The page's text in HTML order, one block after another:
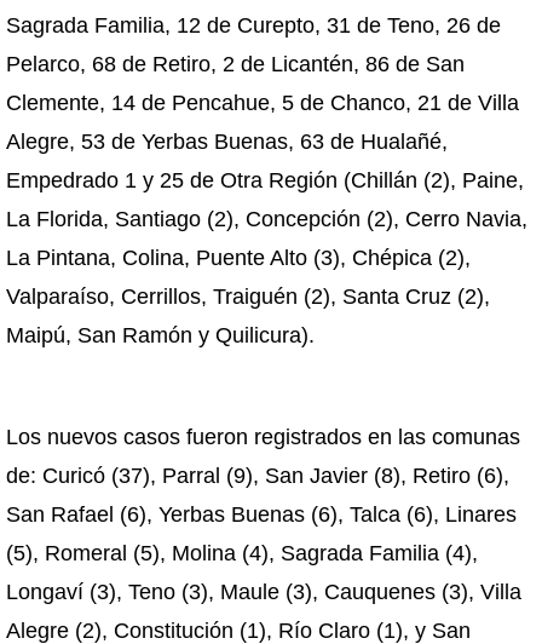
Sagrada Familia, 12 de Curepto, 31 de Teno, 26 de
Pelarco, 68 de Retiro, 2 de Licantén, 86 de San
Clemente, 14 de Pencahue, 5 de Chanco, 21 de Villa
Alegre, 53 de Yerbas Buenas, 63 de Hualañé,
Empedrado 1 y 25 de Otra Región (Chillán (2), Paine,
La Florida, Santiago (2), Concepción (2), Cerro Navia,
La Pintana, Colina, Puente Alto (3), Chépica (2),
Valparaíso, Cerrillos, Traiguén (2), Santa Cruz (2),
Maipú, San Ramón y Quilicura).
Los nuevos casos fueron registrados en las comunas
de: Curicó (37), Parral (9), San Javier (8), Retiro (6),
San Rafael (6), Yerbas Buenas (6), Talca (6), Linares
(5), Romeral (5), Molina (4), Sagrada Familia (4),
Longaví (3), Teno (3), Maule (3), Cauquenes (3), Villa
Alegre (2), Constitución (1), Río Claro (1), y San